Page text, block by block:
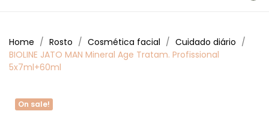
Home Rosto Cosmética facial
Cuidado diário
BIOLINE JATO MAN Mineral Age Tratam. Profissional
5x7ml+60ml
On sale!